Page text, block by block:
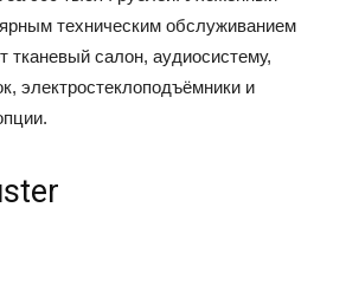
техническим обслуживанием
тканевый салон, аудиосистему,
электростеклоподъёмники и